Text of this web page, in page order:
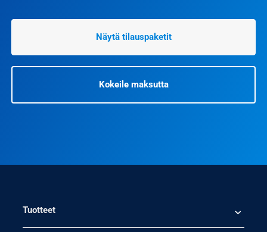
Näytä tilauspaketit
Kokeile maksutta
Tuotteet